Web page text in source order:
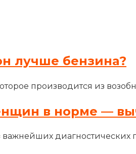
лучше бензина?
производится из
в норме —
диагностических